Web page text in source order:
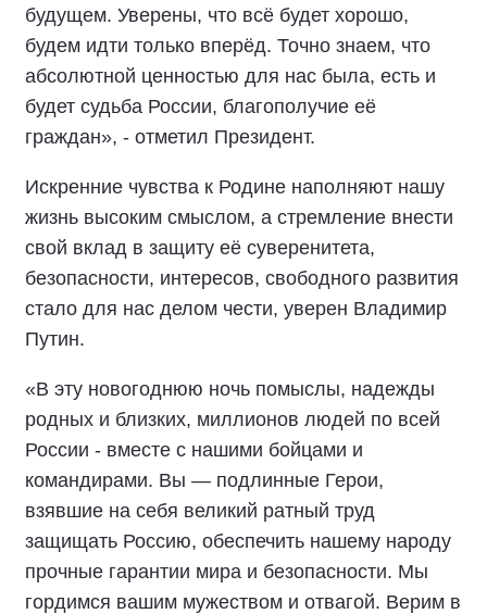
будущем. Уверены, что всё будет хорошо,
будем идти только вперёд. Точно знаем, что
абсолютной ценностью для нас была, есть и
будет судьба России, благополучие её
граждан», - отметил Президент.
Искренние чувства к Родине наполняют нашу
жизнь высоким смыслом, а стремление внести
свой вклад в защиту её суверенитета,
безопасности, интересов, свободного развития
стало для нас делом чести, уверен Владимир
Путин.
«В эту новогоднюю ночь помыслы, надежды
родных и близких, миллионов людей по всей
России - вместе с нашими бойцами и
командирами. Вы — подлинные Герои,
взявшие на себя великий ратный труд
защищать Россию, обеспечить нашему народу
прочные гарантии мира и безопасности. Мы
гордимся вашим мужеством и отвагой. Верим в